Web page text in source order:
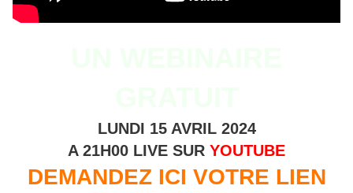
LUNDI 15 AVRIL 2024
A 21H00 LIVE SUR YOUTUBE
DEMANDEZ ICI VOTRE LIEN